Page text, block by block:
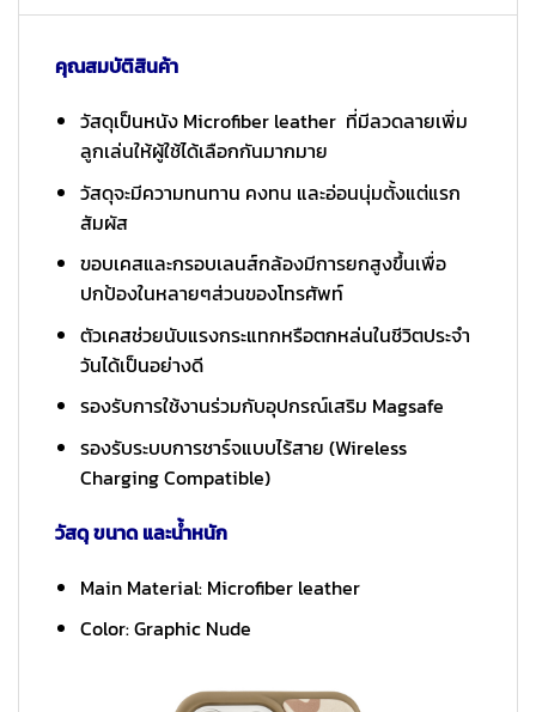
คุณสมบัติสินค้า
วัสดุเป็นหนัง Microfiber leather ที่มีลวดลายเพิ่ม
ลูกเล่นให้ผู้ใช้ได้เลือกกันมากมาย
วัสดุจะมีความทนทาน คงทน และอ่อนนุ่มตั้งแต่แรก
สัมผัส
ขอบเคสและกรอบเลนส์กล้องมีการยกสูงขึ้นเพื่อ
ปกป้องในหลายๆส่วนของโทรศัพท์
ตัวเคสช่วยนับแรงกระแทกหรือตกหล่นในชีวิตประจำ
วันได้เป็นอย่างดี
รองรับการใช้งานร่วมกับอุปกรณ์เสริม Magsafe
รองรับระบบการชาร์จแบบไร้สาย (Wireless
Charging Compatible)
วัสดุ ขนาด และน้ำหนัก
Main Material: Microfiber leather
Color: Graphic Nude